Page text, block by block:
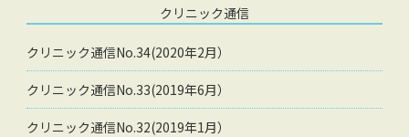
クリニック通信
クリニック通信No.34(2020年2月）
クリニック通信No.33(2019年6月）
クリニック通信No.32(2019年1月）